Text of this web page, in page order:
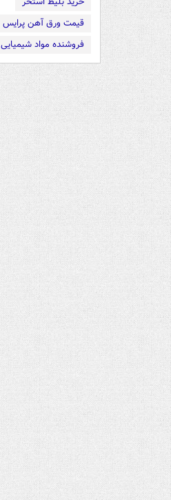
قیمت ورق آهن پرایس
فروشنده مواد شیمیایی